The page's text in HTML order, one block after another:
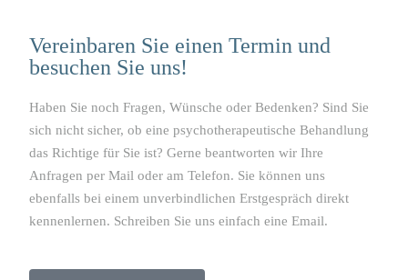
Vereinbaren Sie einen Termin und
besuchen Sie uns!
Haben Sie noch Fragen, Wünsche oder Bedenken? Sind Sie
sich nicht sicher, ob eine psychotherapeutische Behandlung
das Richtige für Sie ist? Gerne beantworten wir Ihre
Anfragen per Mail oder am Telefon. Sie können uns
ebenfalls bei einem unverbindlichen Erstgespräch direkt
kennenlernen. Schreiben Sie uns einfach eine Email.